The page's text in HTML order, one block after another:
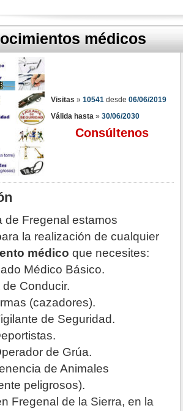
médicos
Visitas » 10541 desde 06/06/2019
Válida hasta » 30/06/2030
Consúltenos
de Fregenal estamos
la realización de cualquier
médico que necesites:
Médico Básico.
Conducir.
(cazadores).
de Seguridad.
de Grúa.
de Animales
peligrosos).
Fregenal de la Sierra, en la